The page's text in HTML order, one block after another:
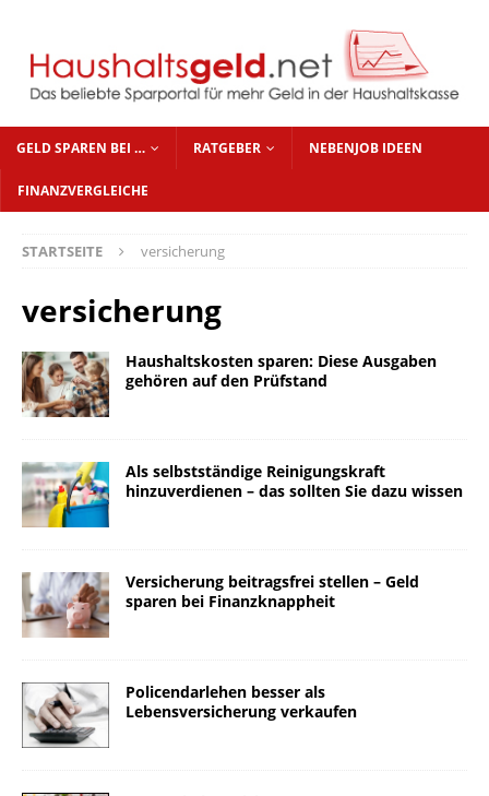
GELD SPAREN BEI … RATGEBER NEBENJOB IDEEN
FINANZVERGLEICHE
STARTSEITE versicherung
versicherung
Haushaltskosten sparen: Diese Ausgaben
gehören auf den Prüfstand
Als selbstständige Reinigungskraft
hinzuverdienen – das sollten Sie dazu wissen
Versicherung beitragsfrei stellen – Geld
sparen bei Finanzknappheit
Policendarlehen besser als
Lebensversicherung verkaufen